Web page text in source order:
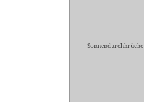
Sonnendurchbrüche